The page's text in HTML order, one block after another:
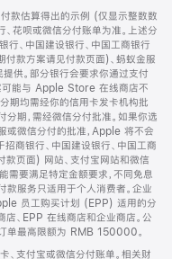
款估算得出的示例 (仅显示整数数
花呗或微信分付账单为准。上述分
、中国建设银行、中国工商银行
付款方案请见付款页面)、蚂蚁金服
供。部分银行会要求你通过支付
可能与 Apple Store 在线商店不
期均需经你的信用卡发卡机构批
分期，需经微信分付批准。如果你选
或微信分付的批准，Apple 将不会
商银行、中国建设银行、中国工商
款页面) 网站、支付宝网站和微信
需要满足特定金额要求，不同免息
款服务只适用于个人消费者。企业
员工购买计划 (EPP) 适用的分
、EPP 在线商店和企业商店。公
单最高限额为 RMB 150000。
、支付宝或微信分付账单。相关财